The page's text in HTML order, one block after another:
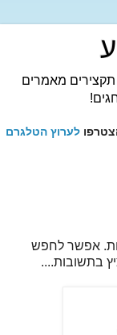
מאמרים
לערוץ הטלגרם
אפשר לחפש
בתשובות....